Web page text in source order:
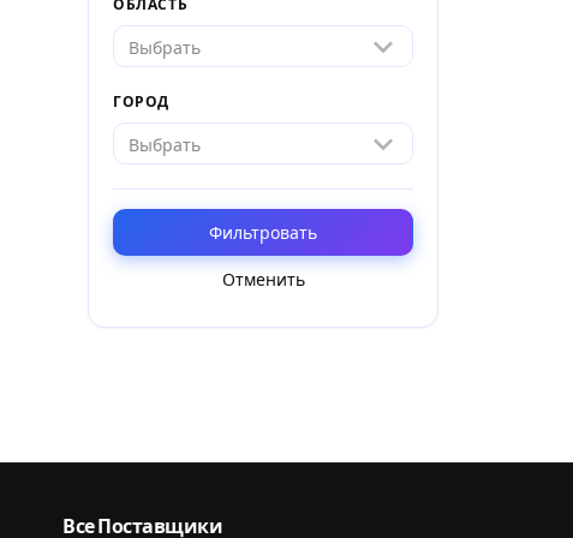
ОБЛАСТЬ
Выбрать
ГОРОД
Выбрать
Фильтровать
Отменить
Все Поставщики